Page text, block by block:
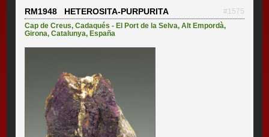
RM1948 HETEROSITA-PURPURITA
#1575
Cap de Creus,Cadaqués - El Port de la Selva,Alt Empordà,
Girona,Catalunya, España